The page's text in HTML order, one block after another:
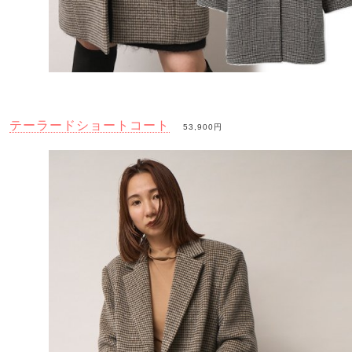
テーラードショートコート 53,900円